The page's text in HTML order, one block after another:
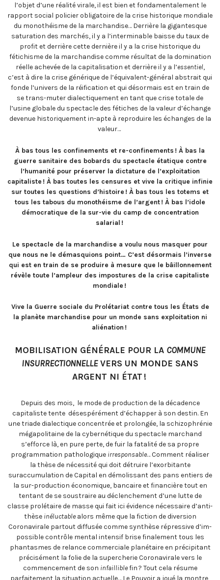
l’objet d’une réalité virale, il est bien et fondamentalement le
rapport social policier obligatoire de la crise historique mondiale
du monothéisme de la marchandise… Derrière la gigantesque
saturation des marchés, il y a l’interminable baisse du taux de
profit et derrière cette dernière il y a la crise historique du
fétichisme de la marchandise comme résultat de la domination
réelle achevée de la capitalisation et derrière il y a l’essentiel,
c’est à dire la crise générique de l’équivalent-général abstrait qui
fonde l’univers de la réification et qui désormais est en train de
se trans-muter dialectiquement en tant que crise totale de
l’usine globale du spectacle des fétiches de la valeur d’échange
devenue historiquement in-apte à reproduire les échanges de la
valeur…
À bas tous les confinements et re-confinements ! À bas la
guerre sanitaire des bobards du spectacle étatique contre
l’humanité pour préserver la dictature de l’exploitation
capitaliste ! À bas toutes les censures et vive la critique infinie
sur toutes les questions d’histoire ! À bas tous les totems et
tous les tabous du monothéisme de l’argent ! À bas l’idole
démocratique de la sur-vie du camp de concentration
salarial !
Le spectacle de la marchandise a voulu nous masquer pour
que nous ne le démasquions point… C’est désormais l’inverse
qui est en train de se produire à mesure que le bâillonnement
révèle toute l’ampleur des impostures de la crise capitaliste
mondiale !
Vive la Guerre sociale du Prolétariat contre tous les États de
la planète marchandise pour un monde sans exploitation ni
aliénation !
MOBILISATION GÉNÉRALE POUR LA COMMUNE
INSURRECTIONNELLEVERS UN MONDE SANS
ARGENT NI ÉTAT !
Depuis des mois, le mode de production de la décadence
capitaliste tente désespérément d’échapper à son destin. En
une triade dialectique concentrée et prolongée, la schizophrénie
mégapolitaine de la cybernétique du spectacle marchand
s’efforce là, en pure perte, de fuir la fatalité de sa propre
programmation pathologique irresponsable… Comment réaliser
la thèse de nécessité qui doit détruire l’exorbitante
suraccumulation de Capital en démolissant des pans entiers de
la sur-production économique, bancaire et financière tout en
tentant de se soustraire au déclenchement d’une lutte de
classe prolétaire de masse qui fait ici évidence nécessaire d’anti-
thèse inéluctablealors même que la fiction de diversion
Coronavirale partout diffusée comme synthèse répressive d’im-
possible contrôle mental intensif brise finalement tous les
phantasmes de relance commerciale planétaire en précipitant
précisément la folie de la supercherie Coronavirale vers le
commencement de son infailliblefin ? Tout cela résume